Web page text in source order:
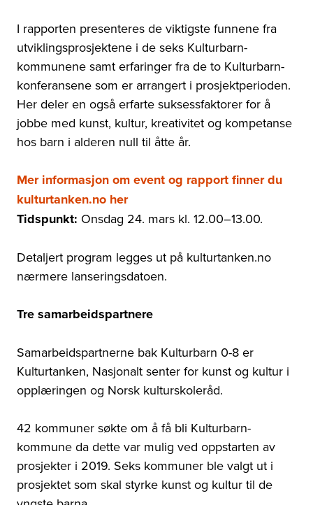
I rapporten presenteres de viktigste funnene fra
utviklingsprosjektene i de seks Kulturbarn-
kommunene samt erfaringer fra de to Kulturbarn-
konferansene som er arrangert i prosjektperioden.
Her deler en også erfarte suksessfaktorer for å
jobbe med kunst, kultur, kreativitet og kompetanse
hos barn i alderen null til åtte år.
Mer informasjon om event og rapport finner du
kulturtanken.no her
Tidspunkt: Onsdag 24. mars kl. 12.00–13.00.
Detaljert program legges ut på kulturtanken.no
nærmere lanseringsdatoen.
Tre samarbeidspartnere
Samarbeidspartnerne bak Kulturbarn 0-8 er
Kulturtanken, Nasjonalt senter for kunst og kultur i
opplæringen og Norsk kulturskoleråd.
42 kommuner søkte om å få bli Kulturbarn-
kommune da dette var mulig ved oppstarten av
prosjekter i 2019. Seks kommuner ble valgt ut i
prosjektet som skal styrke kunst og kultur til de